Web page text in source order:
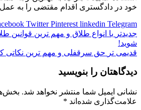
خود در دادگستری اقدام مقتضی را به عمل
Twitter Pinterest linkedin Telegram
جدیدتر
شوید!
قدیمی تر حق سرقفلی و مهم ترین نکاتی که
دیدگاهتان را بنویسید
نشانی ایمیل شما منتشر نخواهد شد.
علامت‌گذاری شده‌اند *